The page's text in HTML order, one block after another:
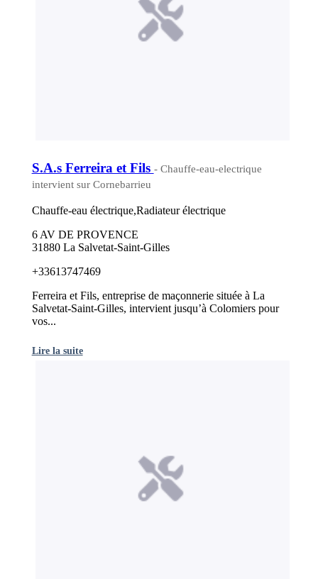
S.A.s Ferreira et Fils - Chauffe-eau-electrique
intervient sur Cornebarrieu
Chauffe-eau électrique,Radiateur électrique
6 AV DE PROVENCE
31880 La Salvetat-Saint-Gilles
+33613747469
Ferreira et Fils, entreprise de maçonnerie située à La
Salvetat-Saint-Gilles, intervient jusqu’à Colomiers pour
vos...
Lire la suite